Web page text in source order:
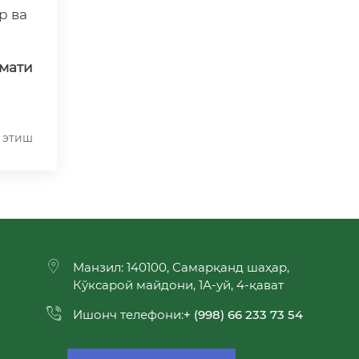
ва
Манзил: 140100, Самарқанд шаҳар,
Кўксарой майдони, 1А-уй, 4-қават
Ишонч телефони:+ (998) 66 233 73 54